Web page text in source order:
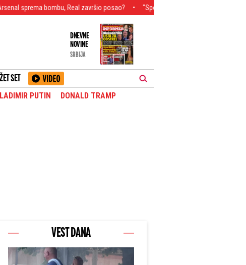
Real završio posao? "Sportinjo" dočekao Vildozu na aerodromu (FOTO/
DNEVNE
NOVINE
SRBIJA
SET
PUTIN DONALD TRAMP
VEST DANA